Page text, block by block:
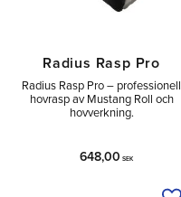
Radius Rasp Pro
Radius Rasp Pro – professionell
hovrasp av Mustang Roll och
hovverkning.
648,00 SEK